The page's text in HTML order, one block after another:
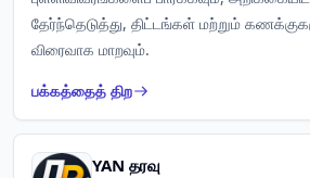
தேர்ந்தெடுத்து, திட்டங்கள் மற்றும்
விரைவாக மாறவும்.
பக்கத்தைத் திற
YAN தரவு